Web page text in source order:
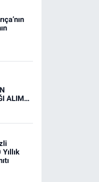
ALIM